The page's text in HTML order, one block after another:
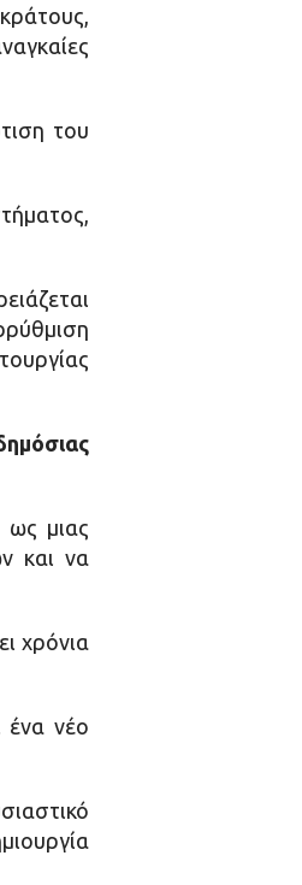
του
ως μιας
και να
χρόνια
ένα νέο